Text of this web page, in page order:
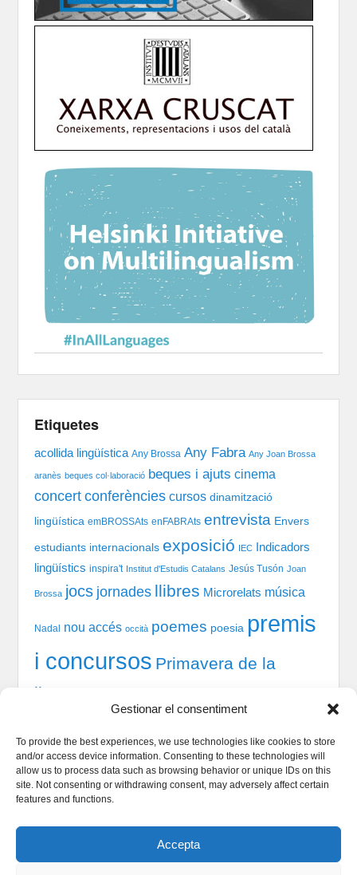
Gestionar el consentiment
To provide the best experiences, we use technologies like cookies to store
and/or access device information. Consenting to these technologies will
allow us to process data such as browsing behavior or unique IDs on this
site. Not consenting or withdrawing consent, may adversely affect certain
features and functions.
Accepta
Etiquetes
acollida lingüística Any Brossa Any Fabra Any Joan Brossa
aranès beques col·laboració beques i ajuts cinema
concert conferències cursos dinamització
lingüística emBROSSAts enFABRAts entrevista Envers
estudiants internacionals exposició IEC
Indicadors
lingüístics inspira't Institut d'Estudis Catalans Jesús Tusón Joan
Brossa jocs jornades llibres Microrelats música
Nadal nou accés occità poemes poesia premis
i concursos Primavera de la
llengua
xerrada
Qui som
Dinamització i Sociolingüística